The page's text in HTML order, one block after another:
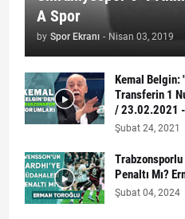
A Spor
by Spor Ekranı - Nisan 03, 2019
Kemal Belgin:
Transferin 1
/ 23.02.2021
Şubat 24, 2021
Trabzonsporlu
Penaltı Mı?
Şubat 04, 2024